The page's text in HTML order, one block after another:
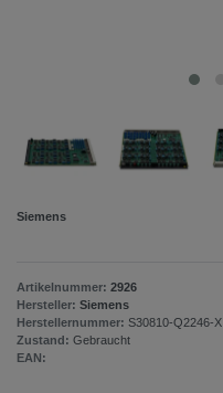
Siemens
Artikelnummer: 2926
Hersteller: Siemens
Herstellernummer: S30810-Q2246-X
Zustand: Gebraucht
EAN: